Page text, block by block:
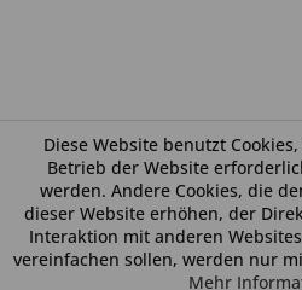
Diese Website benutzt
Betrieb der Website
werden. Andere Cookies, die
dieser Website erhöhen, der
Interaktion mit anderen
vereinfachen sollen, werden nur
Mehr